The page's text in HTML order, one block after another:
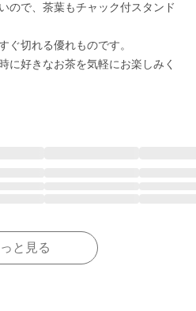
ので、茶葉もチャック付スタンド
ぐ切れる優れものです。
に好きなお茶を気軽にお楽しみく
と見る